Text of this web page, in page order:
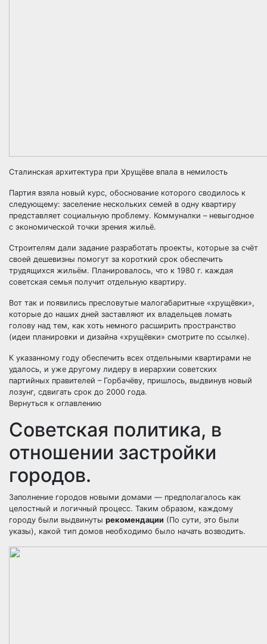
Сталинская архитектура при Хрущёве впала в немилость
Партия взяла новый курс, обоснование которого сводилось к
следующему: заселение нескольких семей в одну квартиру
представляет социальную проблему. Коммуналки – невыгодное
с экономической точки зрения жильё.
Строителям дали задание разработать проекты, которые за счёт
своей дешевизны помогут за короткий срок обеспечить
трудящихся жильём. Планировалось, что к 1980 г. каждая
советская семья получит отдельную квартиру.
Вот так и появились пресловутые малогабаритные «хрущёвки»,
которые до наших дней заставляют их владельцев ломать
голову над тем, как хоть немного расширить пространство
(идеи планировки и дизайна «хрущёвки» смотрите по ссылке).
К указанному году обеспечить всех отдельными квартирами не
удалось, и уже другому лидеру в иерархии советских
партийных правителей – Горбачёву, пришлось, выдвинув новый
лозунг, сдвигать срок до 2000 года.
Вернуться к оглавлению
Советская политика, в
отношении застройки
городов.
Заполнение городов новыми домами — предполагалось как
целостный и логичный процесс. Таким образом, каждому
городу были выдвинуты рекомендации (По сути, это были
указы), какой тип домов необходимо было начать возводить.